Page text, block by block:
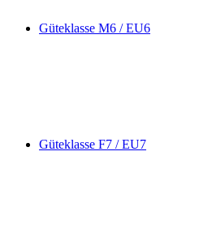
Güteklasse M6 / EU6
Güteklasse F7 / EU7